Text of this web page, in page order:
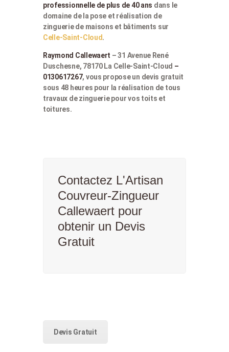
professionnelle de plus de 40 ans dans le
domaine de la pose et réalisation de
zinguerie de maisons et bâtiments sur
Celle-Saint-Cloud.
Raymond Callewaert – 31 Avenue René
Duschesne, 78170 La Celle-Saint-Cloud –
0130617267, vous propose un devis gratuit
sous 48 heures pour la réalisation de tous
travaux de zinguerie pour vos toits et
toitures.
Contactez L'Artisan
Couvreur-Zingueur
Callewaert pour
obtenir un Devis
Gratuit
Devis Gratuit